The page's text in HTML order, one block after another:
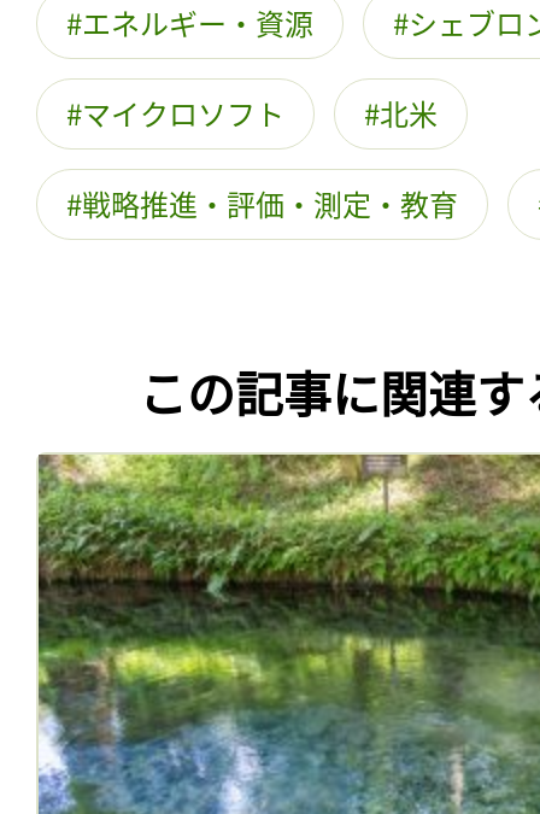
エネルギー・資源 シェブロ
マイクロソフト 北米
戦略推進・評価・測定・教育
この記事に関連